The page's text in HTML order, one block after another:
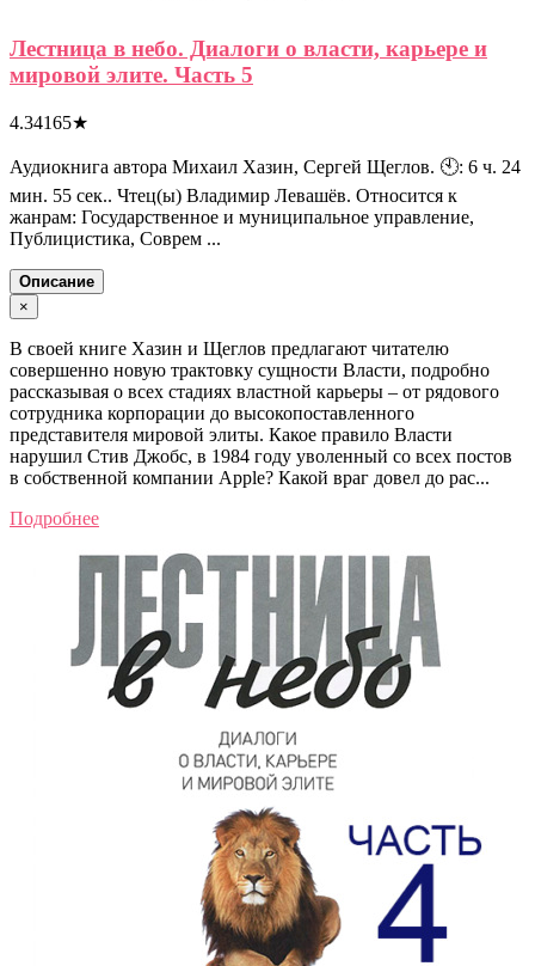
Лестница в небо. Диалоги о власти, карьере и
мировой элите. Часть 5
4.34165★
Аудиокнига автора Михаил Хазин, Сергей Щеглов. 🕙: 6 ч. 24
мин. 55 сек.. Чтец(ы) Владимир Левашёв. Относится к
жанрам: Государственное и муниципальное управление,
Публицистика, Соврем ...
Описание
×
В своей книге Хазин и Щеглов предлагают читателю
совершенно новую трактовку сущности Власти, подробно
рассказывая о всех стадиях властной карьеры – от рядового
сотрудника корпорации до высокопоставленного
представителя мировой элиты. Какое правило Власти
нарушил Стив Джобс, в 1984 году уволенный со всех постов
в собственной компании Apple? Какой враг довел до рас...
Подробнее